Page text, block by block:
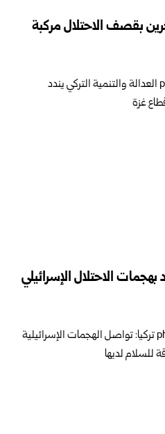
بقصف الاحتلال مركبة
بهجمات الاحتلال الإسرائيلي